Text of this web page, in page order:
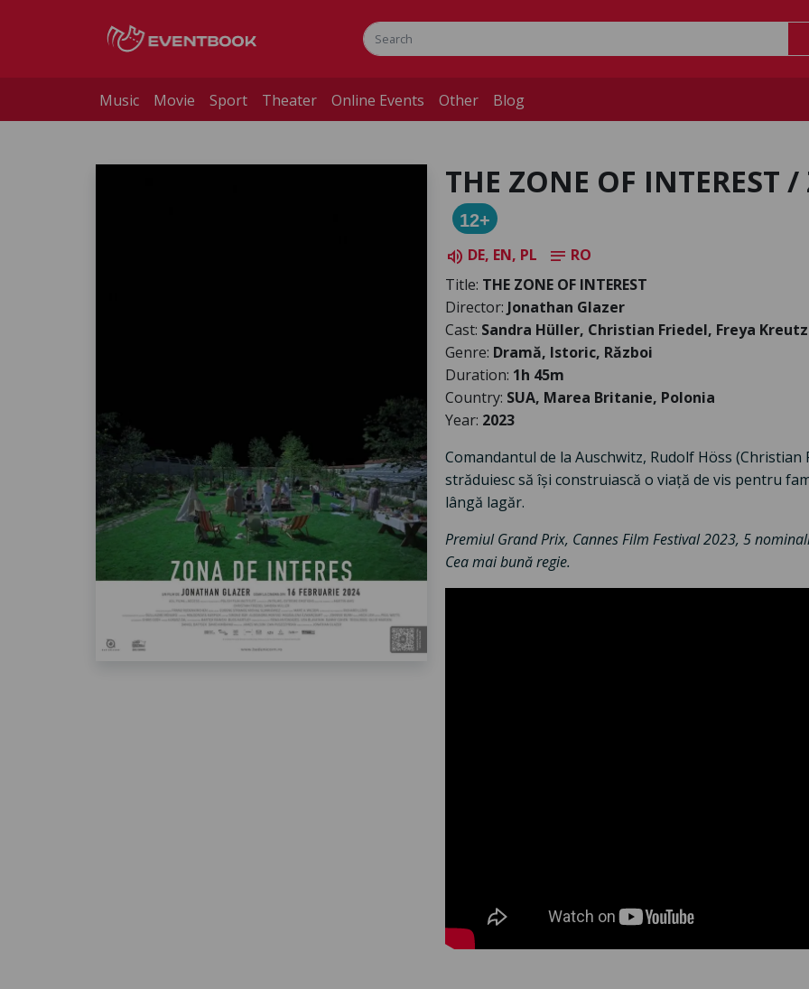
Music Movie Sport Theater Online Events Other Blog
THE ZONE OF INTEREST
12+
volume_up DE, EN, PL notes RO
Title: THE ZONE OF INTEREST
Director: Jonathan Glazer
Cast: Sandra Hüller, Christian Friedel, Freya
Genre: Dramă, Istoric, Război
Duration: 1h 45m
Country: SUA, Marea Britanie, Polonia
Year: 2023
Comandantul de la Auschwitz, Rudolf Höss
străduiesc să își construiască o viață de vis pentru
lângă lagăr.
Premiul Grand Prix, Cannes Film Festival 2023, 5
Cea mai bună regie.